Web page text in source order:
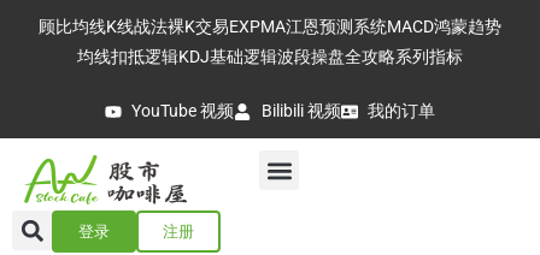
顾比均线K线战法裸K交易EXPMA江恩预测系统MACD鸿蒙趋势
均线扣抵逻辑KDJ基础逻辑波段操盘全攻略系列指标
YouTube 视频 Bilibili 视频 我的订单
登录 注册